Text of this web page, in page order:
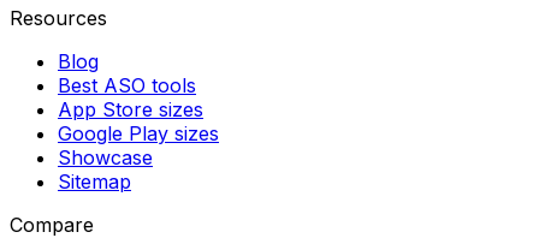
Resources
Blog
Best ASO tools
App Store sizes
Google Play sizes
Showcase
Sitemap
Compare